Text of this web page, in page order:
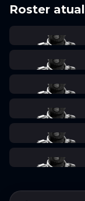
Roster atual